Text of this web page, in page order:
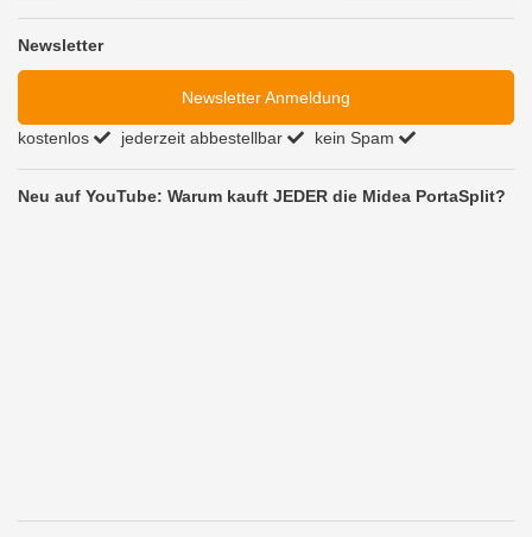
Newsletter
Newsletter Anmeldung
kostenlos jederzeit abbestellbar kein Spam
Neu auf YouTube: Warum kauft JEDER die Midea PortaSplit?